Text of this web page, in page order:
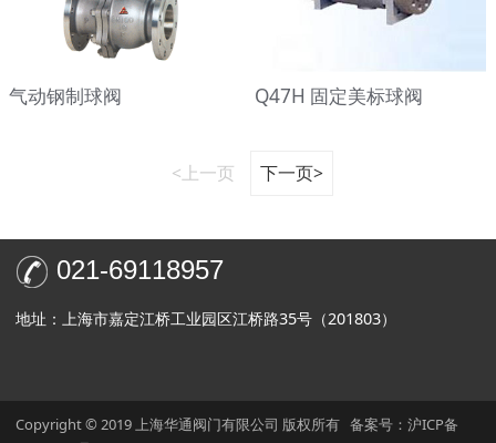
气动钢制球阀 Q47H 固定美标球阀
<上一页 下一页>
021-69118957
地址：上海市嘉定江桥工业园区江桥路35号（201803）
Copyright © 2019 上海华通阀门有限公司 版权所有 备案号：沪ICP备